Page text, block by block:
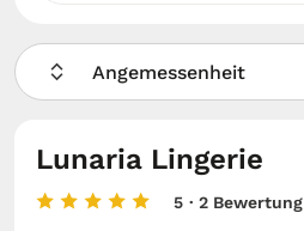
Angemessenheit
Lunaria Lingerie
5 · 2 Bewertung